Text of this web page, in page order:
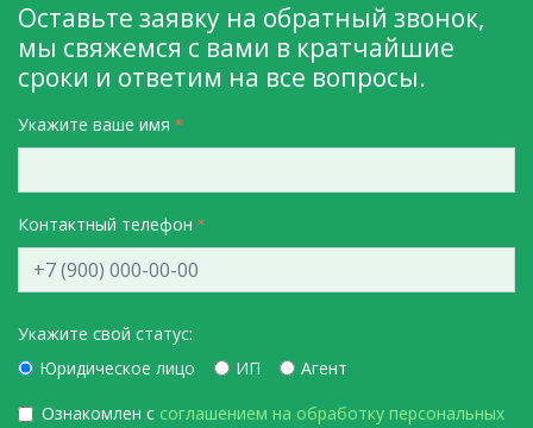
Оставьте заявку на обратный звонок,
мы свяжемся с вами в кратчайшие
сроки и ответим на все вопросы.
Укажите ваше имя
Контактный телефон
Укажите свой статус:
Юридическое лицо
ИП
Агент
Ознакомлен с соглашением на обработку персональных